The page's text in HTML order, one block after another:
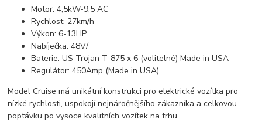
Motor: 4,5kW-9,5 AC
Rychlost: 27km/h
Výkon: 6-13HP
Nabíječka: 48V/
Baterie: US Trojan T-875 x 6 (volitelné) Made in USA
Regulátor: 450Amp (Made in USA)
Model Cruise má unikátní konstrukci pro elektrické vozítka pro
nízké rychlosti, uspokojí nejnáročnějšího zákazníka a celkovou
poptávku po vysoce kvalitních vozítek na trhu.